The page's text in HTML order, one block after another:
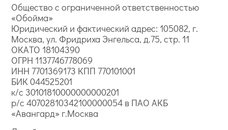
Общество с ограниченной ответственностью
«Обойма»
Юридический и фактический адрес: 105082, г.
Москва, ул. Фридриха Энгельса, д.75, стр. 11
ОКАТО 18104390
ОГРН 1137746778069
ИНН 7701369173 КПП 770101001
БИК 044525201
к/с 30101810000000000201
р/с 40702810342100000054 в ПАО АКБ
«Авангард» г.Москва